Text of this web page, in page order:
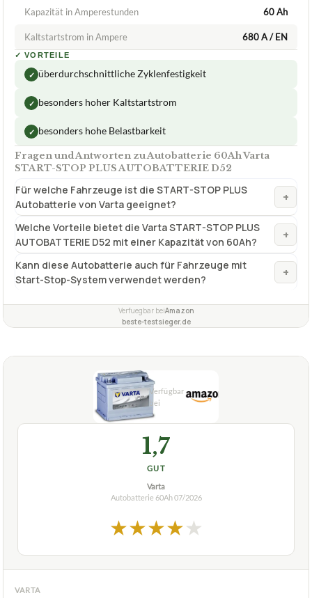
Kapazität in Amperestunden 60 Ah
Kaltstartstrom in Ampere 680 A / EN
✓ VORTEILE
✓ überdurchschnittliche Zyklenfestigkeit
✓ besonders hoher Kaltstartstrom
✓ besonders hohe Belastbarkeit
Fragen und Antworten zu Autobatterie 60Ah Varta
START-STOP PLUS AUTOBATTERIE D52
Für welche Fahrzeuge ist die START-STOP PLUS
Autobatterie von Varta geeignet?
+
Welche Vorteile bietet die Varta START-STOP PLUS
AUTOBATTERIE D52 mit einer Kapazität von 60Ah?
+
Kann diese Autobatterie auch für Fahrzeuge mit
Start-Stop-System verwendet werden?
+
Verfuegbar beiAmazon
beste-testsieger.de
1,7
GUT
Varta
Autobatterie 60Ah07/2026
★★★★★
VARTA